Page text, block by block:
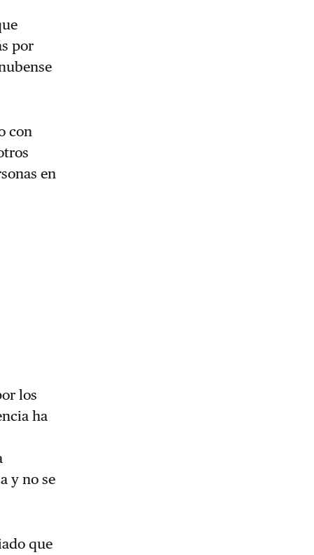
por
con
en
los
ha
y no se
que